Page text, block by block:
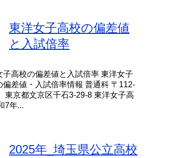
東洋女子高校の偏差値
と入試倍率
子高校の偏差値と入試倍率 東洋女子
偏差値・入試倍率情報 普通科 〒112-
京都文京区千石3-29-8 東洋女子高
7年...
2025年_埼玉県公立高校